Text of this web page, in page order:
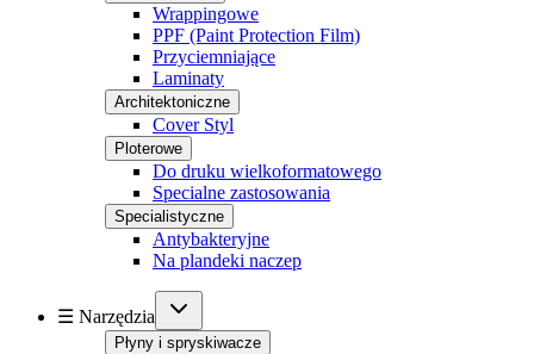
Wrappingowe
PPF (Paint Protection Film)
Przyciemniające
Laminaty
Architektoniczne
Cover Styl
Ploterowe
Do druku wielkoformatowego
Specialne zastosowania
Specialistyczne
Antybakteryjne
Na plandeki naczep
☰ Narzędzia
Płyny i spryskiwacze